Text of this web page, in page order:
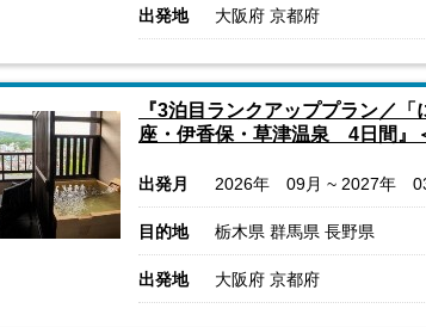
出発地 大阪府 京都府
『3泊目ランクアッププラン／
座・伊香保・草津温泉 4日間』
出発月 2026年 09月 ~ 2027年
目的地 栃木県 群馬県 長野県
出発地 大阪府 京都府